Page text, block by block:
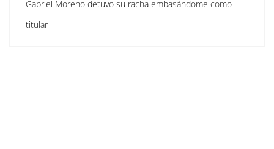
Gabriel Moreno detuvo su racha embasándome como
titular